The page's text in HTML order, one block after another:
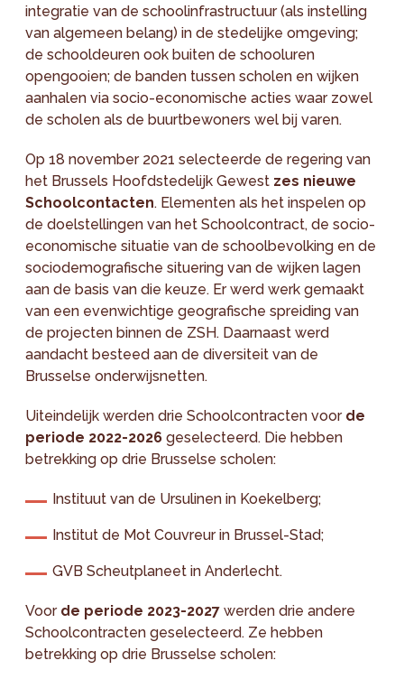
integratie van de schoolinfrastructuur (als instelling
van algemeen belang) in de stedelijke omgeving;
de schooldeuren ook buiten de schooluren
opengooien; de banden tussen scholen en wijken
aanhalen via socio-economische acties waar zowel
de scholen als de buurtbewoners wel bij varen.
Op 18 november 2021 selecteerde de regering van
het Brussels Hoofdstedelijk Gewest zes nieuwe
Schoolcontacten. Elementen als het inspelen op
de doelstellingen van het Schoolcontract, de socio-
economische situatie van de schoolbevolking en de
sociodemografische situering van de wijken lagen
aan de basis van die keuze. Er werd werk gemaakt
van een evenwichtige geografische spreiding van
de projecten binnen de ZSH. Daarnaast werd
aandacht besteed aan de diversiteit van de
Brusselse onderwijsnetten.
Uiteindelijk werden drie Schoolcontracten voor de
periode 2022-2026 geselecteerd. Die hebben
betrekking op drie Brusselse scholen:
Instituut van de Ursulinen in Koekelberg;
Institut de Mot Couvreur in Brussel-Stad;
GVB Scheutplaneet in Anderlecht.
Voor de periode 2023-2027 werden drie andere
Schoolcontracten geselecteerd. Ze hebben
betrekking op drie Brusselse scholen: